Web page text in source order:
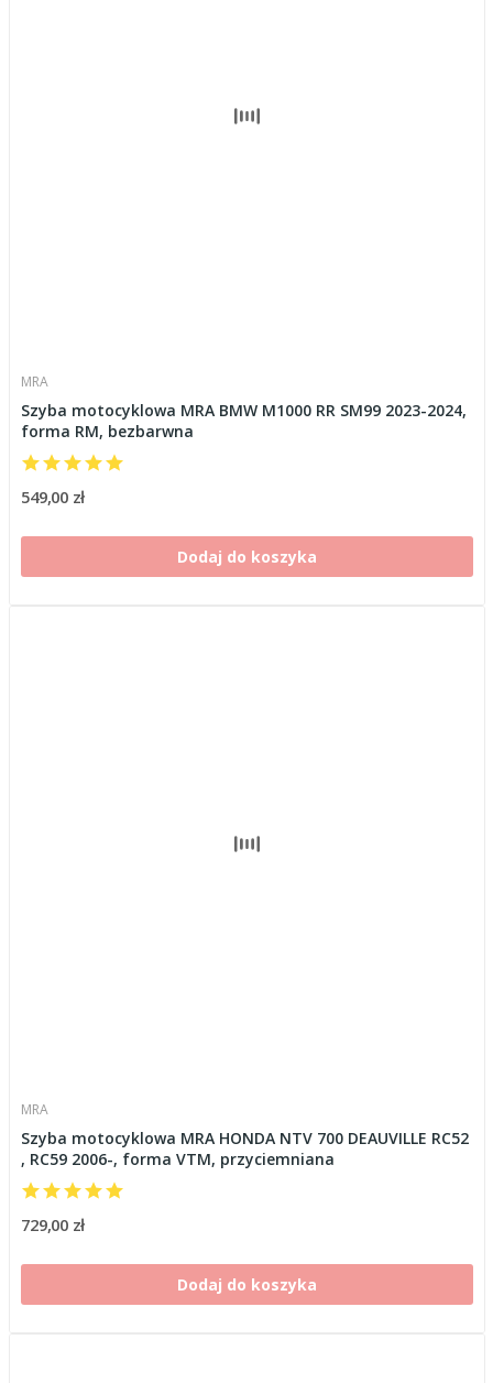
MRA
Szyba motocyklowa MRA BMW M1000 RR SM99 2023-2024,
forma RM, bezbarwna
549,00 zł
Dodaj do koszyka
MRA
Szyba motocyklowa MRA HONDA NTV 700 DEAUVILLE RC52
, RC59 2006-, forma VTM, przyciemniana
729,00 zł
Dodaj do koszyka